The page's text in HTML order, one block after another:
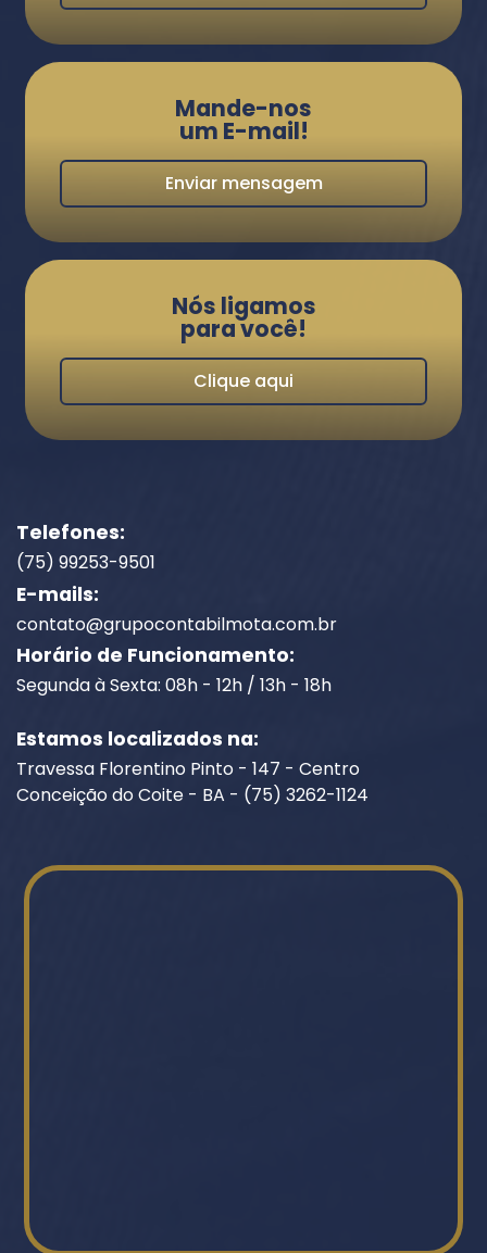
Mande-nos
um E-mail!
Enviar mensagem
Nós ligamos
para você!
Clique aqui
Telefones:
(75) 99253-9501
E-mails:
contato@grupocontabilmota.com.br
Horário de Funcionamento:
Segunda à Sexta: 08h - 12h / 13h - 18h
Estamos localizados na:
Travessa Florentino Pinto - 147 - Centro
Conceição do Coite - BA - (75) 3262-1124